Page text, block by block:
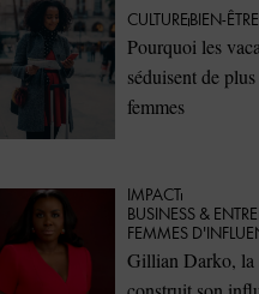
CULTUREBIEN-ÊTRE
Pourquoi les
séduisent de
femmes
IMPACT
⁠BUSINESS &
FEMMES
Gillian Darko, la